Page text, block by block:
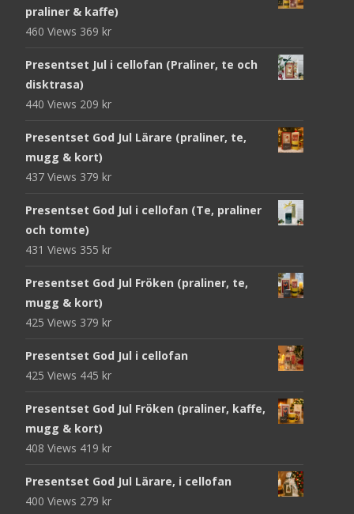
praliner & kaffe)
460 Views 369 kr
Presentset Jul i cellofan (Praliner, te och
disktrasa)
440 Views 209 kr
Presentset God Jul Lärare (praliner, te,
mugg & kort)
437 Views 379 kr
Presentset God Jul i cellofan (Te, praliner
och tomte)
431 Views 355 kr
Presentset God Jul Fröken (praliner, te,
mugg & kort)
425 Views 379 kr
Presentset God Jul i cellofan
425 Views 445 kr
Presentset God Jul Fröken (praliner, kaffe,
mugg & kort)
408 Views 419 kr
Presentset God Jul Lärare, i cellofan
400 Views 279 kr